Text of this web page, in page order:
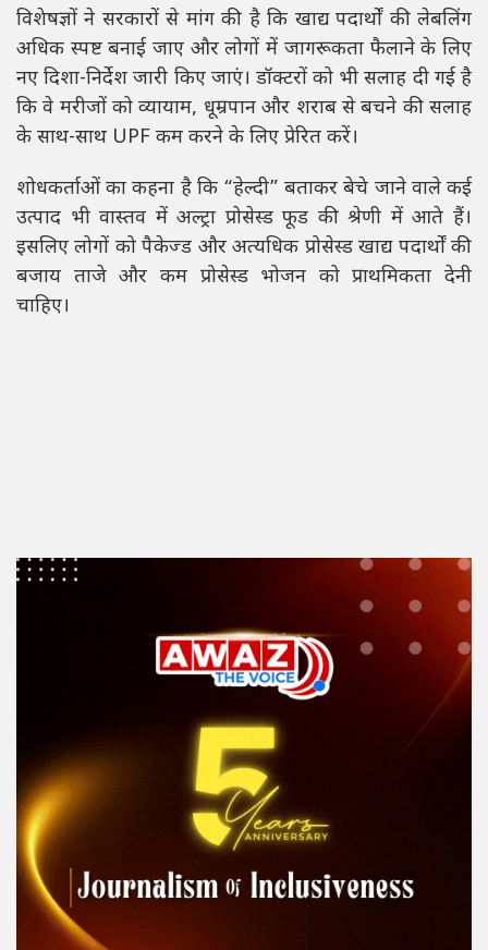
विशेषज्ञों ने सरकारों से मांग की है कि खाद्य पदार्थों की लेबलिंग
अधिक स्पष्ट बनाई जाए और लोगों में जागरूकता फैलाने के लिए
नए दिशा-निर्देश जारी किए जाएं। डॉक्टरों को भी सलाह दी गई है
कि वे मरीजों को व्यायाम, धूम्रपान और शराब से बचने की सलाह
के साथ-साथ UPF कम करने के लिए प्रेरित करें।
शोधकर्ताओं का कहना है कि “हेल्दी” बताकर बेचे जाने वाले कई
उत्पाद भी वास्तव में अल्ट्रा प्रोसेस्ड फूड की श्रेणी में आते हैं।
इसलिए लोगों को पैकेज्ड और अत्यधिक प्रोसेस्ड खाद्य पदार्थों की
बजाय ताजे और कम प्रोसेस्ड भोजन को प्राथमिकता देनी
चाहिए।